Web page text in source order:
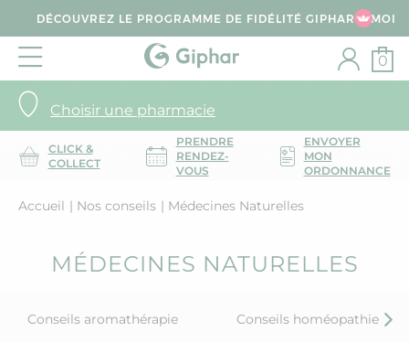
DÉCOUVREZ LE PROGRAMME DE FIDÉLITÉ GIPHAR & MOI
Choisir une pharmacie
0
CLICK &
COLLECT
PRENDRE
RENDEZ-
VOUS
ENVOYER
MON
ORDONNANCE
Accueil Nos conseils Médecines Naturelles
MÉDECINES NATURELLES
Conseils aromathérapie Conseils homéopathie